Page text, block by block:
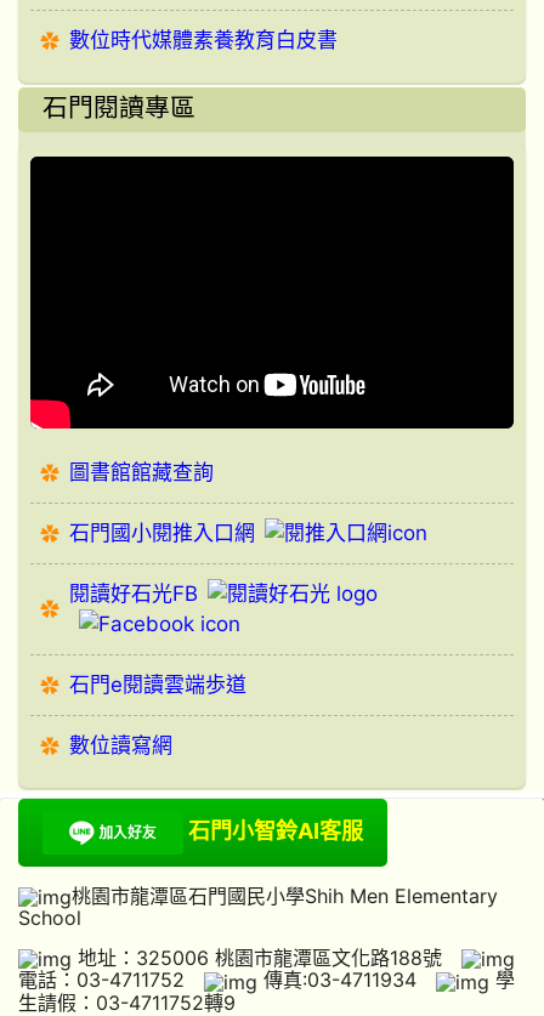
數位時代媒體素養教育白皮書
石門閱讀專區
圖書館館藏查詢
石門國小閱推入口網
閱讀好石光FB
石門e閱讀雲端歩道
數位讀寫網
石門小智鈴AI客服
桃園市龍潭區石門國民小學Shih Men Elementary
School
地址：325006 桃園市龍潭區文化路188號
電話：03-4711752
傳真:03-4711934
學
生請假：03-4711752轉9